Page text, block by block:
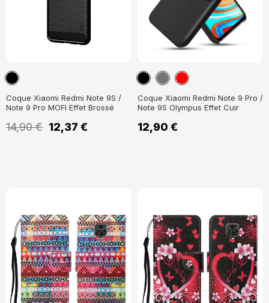
Noir
Coque Xiaomi Redmi Note 9S /
Note 9 Pro MOFI Effet Brossé
14,90 € 12,37 €
NoirGrisRouge
Coque Xiaomi Redmi Note 9 Pro /
Note 9S Olympus Effet Cuir
12,90 €